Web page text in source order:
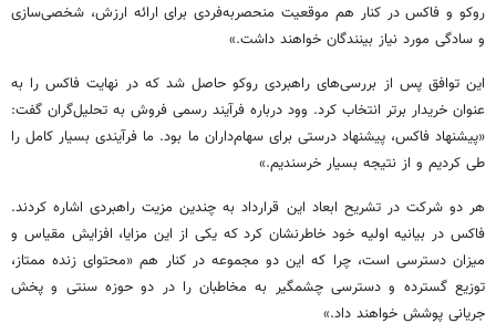
روکو و فاکس در کنار هم موقعیت منحصربه‌فردی برای ارائه ارزش، شخصی‌سازی
و سادگی مورد نیاز بینندگان خواهند داشت.»
این توافق پس از بررسی‌های راهبردی روکو حاصل شد که در نهایت فاکس را به
عنوان خریدار برتر انتخاب کرد. وود درباره فرآیند رسمی فروش به تحلیل‌گران گفت:
«پیشنهاد فاکس، پیشنهاد درستی برای سهام‌داران ما بود. ما فرآیندی بسیار کامل را
طی کردیم و از نتیجه بسیار خرسندیم.»
هر دو شرکت در تشریح ابعاد این قرارداد به چندین مزیت راهبردی اشاره کردند.
فاکس در بیانیه اولیه خود خاطرنشان کرد که یکی از این مزایا، افزایش مقیاس و
میزان دسترسی است، چرا که این دو مجموعه در کنار هم «محتوای زنده ممتاز،
توزیع گسترده و دسترسی چشمگیر به مخاطبان را در دو حوزه سنتی و پخش
جریانی پوشش خواهند داد.»